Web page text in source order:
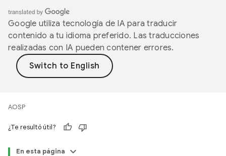
Google utiliza tecnología de IA para traducir
contenido a tu idioma preferido. Las traducciones
realizadas con IA pueden contener errores.
AOSP
¿Te resultó útil?
En esta página